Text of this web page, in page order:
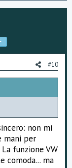
#10
non mi
mani per
funzione VW
comoda... ma